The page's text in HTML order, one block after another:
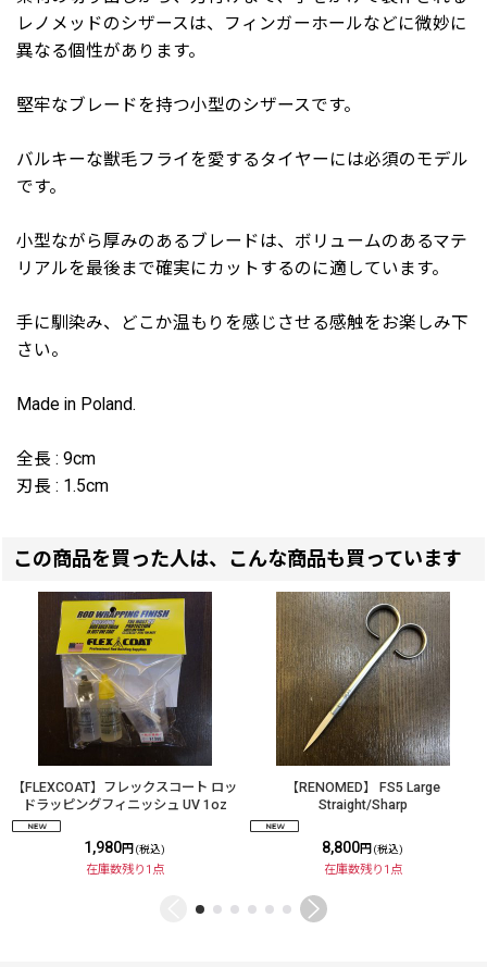
レノメッドのシザースは、フィンガーホールなどに微妙に
異なる個性があります。
堅牢なブレードを持つ小型のシザースです。
バルキーな獣毛フライを愛するタイヤーには必須のモデル
です。
小型ながら厚みのあるブレードは、ボリュームのあるマテ
リアルを最後まで確実にカットするのに適しています。
手に馴染み、どこか温もりを感じさせる感触をお楽しみ下
さい。
Made in Poland.
全長 : 9cm
刃長 : 1.5cm
この商品を買った人は、こんな商品も買っています
【FLEXCOAT】フレックスコート ロッ
ドラッピングフィニッシュ UV 1oz
1,980円 (税込)
在庫数残り1点
【RENOMED】 FS5 Large
Straight/Sharp
8,800円 (税込)
在庫数残り1点